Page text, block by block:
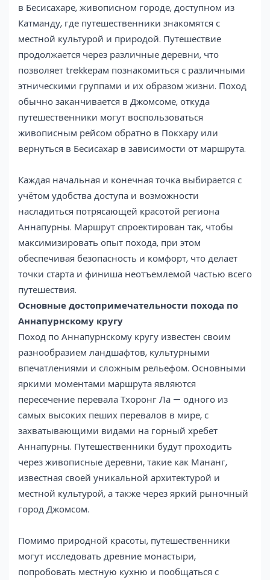
в Бесисахаре, живописном городе, доступном из
Катманду, где путешественники знакомятся с
местной культурой и природой. Путешествие
продолжается через различные деревни, что
позволяет trekkерам познакомиться с различными
этническими группами и их образом жизни. Поход
обычно заканчивается в Джомсоме, откуда
путешественники могут воспользоваться
живописным рейсом обратно в Покхару или
вернуться в Бесисахар в зависимости от маршрута.
Каждая начальная и конечная точка выбирается с
учётом удобства доступа и возможности
насладиться потрясающей красотой региона
Аннапурны. Маршрут спроектирован так, чтобы
максимизировать опыт похода, при этом
обеспечивая безопасность и комфорт, что делает
точки старта и финиша неотъемлемой частью всего
путешествия.
Основные достопримечательности похода по
Аннапурнскому кругу
Поход по Аннапурнскому кругу известен своим
разнообразием ландшафтов, культурными
впечатлениями и сложным рельефом. Основными
яркими моментами маршрута являются
пересечение перевала Тхоронг Ла — одного из
самых высоких пеших перевалов в мире, с
захватывающими видами на горный хребет
Аннапурны. Путешественники будут проходить
через живописные деревни, такие как Мананг,
известная своей уникальной архитектурой и
местной культурой, а также через яркий рыночный
город Джомсом.
Помимо природной красоты, путешественники
могут исследовать древние монастыри,
попробовать местную кухню и пообщаться с